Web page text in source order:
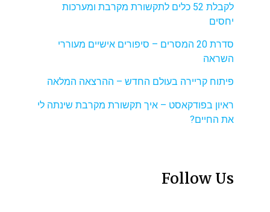
לקבלת 52 כלים לתקשורת מקרבת ומערכות
יחסים
סדרת 20 המסרים – סיפורים אישיים מעוררי
השראה
פיתוח קריירה בעולם החדש – ההרצאה המלאה
ראיון בפודקאסט – איך תקשורת מקרבת שינתה לי
את החיים?
Follow Us